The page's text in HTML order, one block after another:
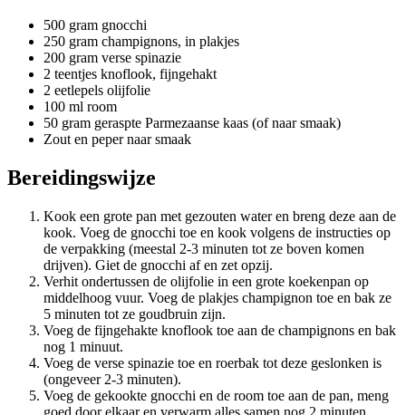
500 gram gnocchi
250 gram champignons, in plakjes
200 gram verse spinazie
2 teentjes knoflook, fijngehakt
2 eetlepels olijfolie
100 ml room
50 gram geraspte Parmezaanse kaas (of naar smaak)
Zout en peper naar smaak
Bereidingswijze
Kook een grote pan met gezouten water en breng deze aan de
kook. Voeg de gnocchi toe en kook volgens de instructies op
de verpakking (meestal 2-3 minuten tot ze boven komen
drijven). Giet de gnocchi af en zet opzij.
Verhit ondertussen de olijfolie in een grote koekenpan op
middelhoog vuur. Voeg de plakjes champignon toe en bak ze
5 minuten tot ze goudbruin zijn.
Voeg de fijngehakte knoflook toe aan de champignons en bak
nog 1 minuut.
Voeg de verse spinazie toe en roerbak tot deze geslonken is
(ongeveer 2-3 minuten).
Voeg de gekookte gnocchi en de room toe aan de pan, meng
goed door elkaar en verwarm alles samen nog 2 minuten.